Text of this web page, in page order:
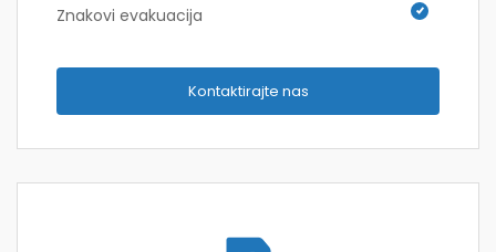
Znakovi evakuacija
Kontaktirajte nas